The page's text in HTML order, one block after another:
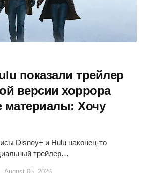
показали трейлер
версии хоррора
материалы: Хочу
Disney+ и Hulu наконец-то
трейлер…